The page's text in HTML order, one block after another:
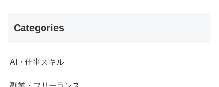
Categories
AI・仕事スキル